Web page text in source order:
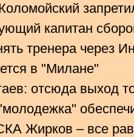
капитан
тренера через
в "Милане"
отсюда выход
Жирков – все